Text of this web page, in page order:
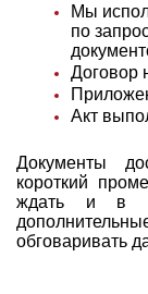
Мы
по
Договор
Акт
Документы
короткий
ждать и в
обговаривать